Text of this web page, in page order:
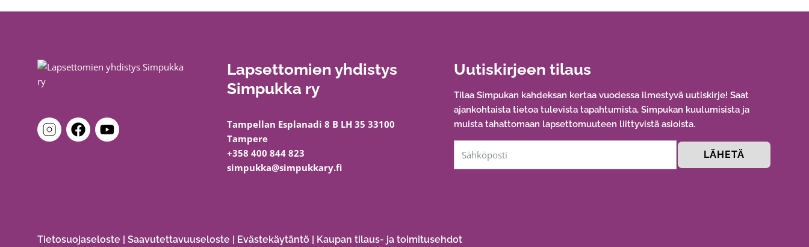
Lapsettomien yhdistys
Simpukka ry
Tampellan Esplanadi 8 B LH 35 33100
Tampere
+358 400 844 823
simpukka@simpukkary.fi
Uutiskirjeen tilaus
Tilaa Simpukan kahdeksan kertaa vuodessa ilmestyvä uutiskirje! Saat
ajankohtaista tietoa tulevista tapahtumista, Simpukan kuulumisista ja
muista tahattomaan lapsettomuuteen liittyvistä asioista.
LÄHETÄ
Tietosuojaseloste | Saavutettavuuseloste | Evästekäytäntö | Kaupan tilaus- ja toimitusehdot